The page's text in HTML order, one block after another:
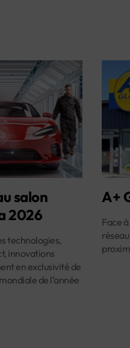
salon
2026
technologies,
innovations
en exclusivité de
de l’année
A+
Face